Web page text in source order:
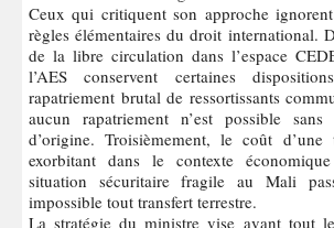
Ceux qui critiquent son approche
règles élémentaires du droit international.
de la libre circulation dans l’espace
l’AES conservent certaines
rapatriement brutal de ressortissants
aucun rapatriement n’est possible
d’origine. Troisièmement, le coût
exorbitant dans le contexte
situation sécuritaire fragile au Mali
impossible tout transfert terrestre.
La stratégie du ministre vise avant tout